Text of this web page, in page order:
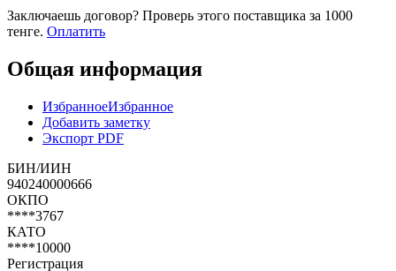
Заключаешь договор? Проверь этого поставщика за 1000
тенге. Оплатить
Общая информация
ИзбранноеИзбранное
Добавить заметку
Экспорт PDF
БИН/ИИН
940240000666
ОКПО
****3767
КАТО
****10000
Регистрация